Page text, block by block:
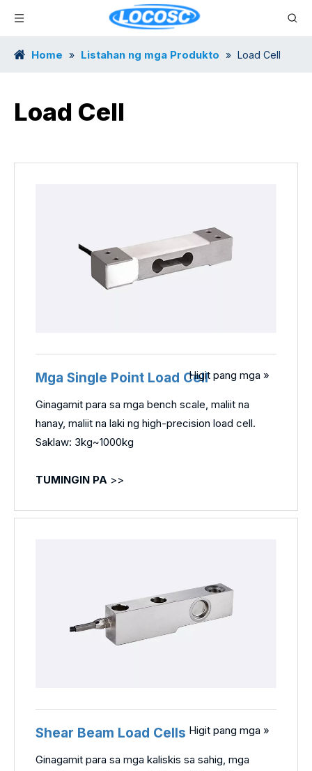
Home » Listahan ng mga Produkto » Load Cell
Load Cell
Mga Single Point Load CellHigit pang mga »
Ginagamit para sa mga bench scale, maliit na
hanay, maliit na laki ng high-precision load cell.
Saklaw: 3kg~1000kg
TUMINGIN PA >>
Shear Beam Load Cells Higit pang mga »
Ginagamit para sa mga kaliskis sa sahig, mga